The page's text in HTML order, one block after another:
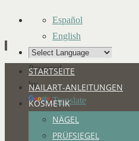
Español
English
Powered
by
Translate
Zum
Inhalt
springen
STARTSEITE
NAILART-ANLEITUNGEN
KOSMETIK
NÄGEL
PRÜFSIEGEL